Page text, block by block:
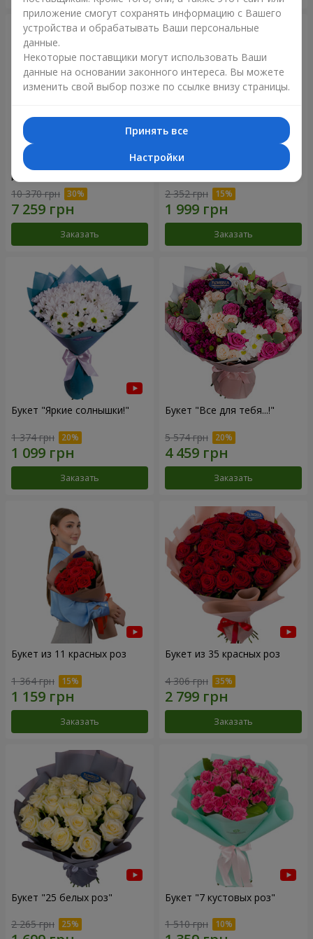
Цветы в коробке "101
розовая роза"
10 370 грн
Заказать
Букет "Цветочное Selfie!"
2 352 грн
Заказать
Букет "Яркие солнышки!"
1 374 грн
Заказать
Букет "Все для тебя...!"
5 574 грн
Заказать
Букет из 11 красных роз
1 364 грн
Заказать
Букет из 35 красных роз
4 306 грн
Заказать
Букет "25 белых роз"
2 265 грн
Букет "7 кустовых роз"
1 510 грн
приложение смогут сохранять информацию с Вашего
устройства и обрабатывать Ваши персональные
данные.
Некоторые поставщики могут использовать Ваши
данные на основании законного интереса. Вы можете
изменить свой выбор позже по ссылке внизу страницы.
Принять все
Настройки